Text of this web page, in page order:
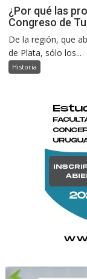
¿Por qué las
Congreso de
De la región, que
de Plata, sólo los...
Historia